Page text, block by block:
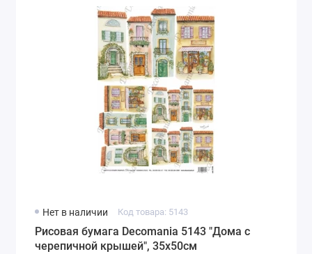
Нет в наличии Код товара: 5143
Рисовая бумага Decomania 5143 "Дома с
черепичной крышей", 35х50см